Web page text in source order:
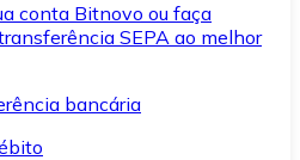
conta Bitnovo ou faça
SEPA ao melhor
bancária